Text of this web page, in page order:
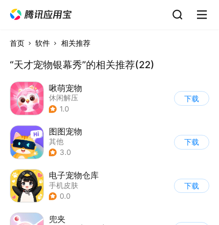
首页 软件 相关推荐
“天才宠物银幕秀”的相关推荐(22)
啾萌宠物
休闲解压
1.0
下载
图图宠物
其他
3.0
下载
电子宠物仓库
手机皮肤
0.0
下载
兜夹